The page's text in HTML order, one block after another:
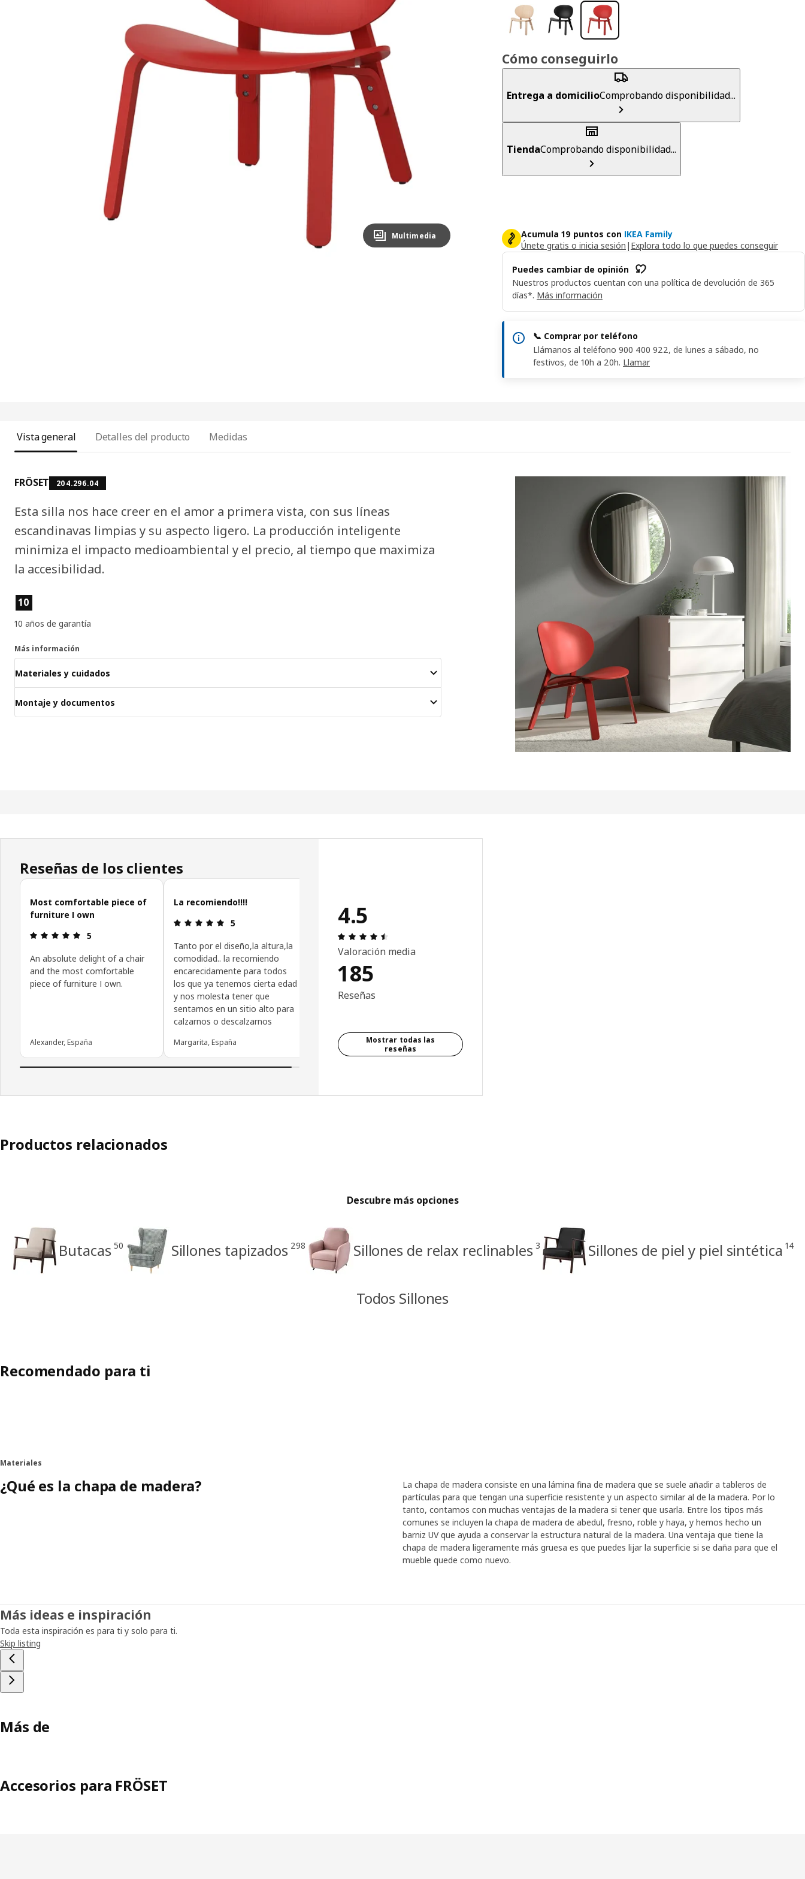
Image zoomed out, normal view
Multimedia
Cómo conseguirlo
Entrega a domicilioComprobando disponibilidad...
TiendaComprobando disponibilidad...
Acumula 19 puntos con IKEA Family
Únete gratis o inicia sesión | Explora todo lo que puedes conseguir
Puedes cambiar de opinión
Nuestros productos cuentan con una política de devolución de 365
días*. Más información
📞 Comprar por teléfono
Llámanos al teléfono 900 400 922, de lunes a sábado, no
festivos, de 10h a 20h. Llamar
Vista general Detalles del producto Medidas
FRÖSET 204.296.04
Esta silla nos hace creer en el amor a primera vista, con sus líneas
escandinavas limpias y su aspecto ligero. La producción inteligente
minimiza el impacto medioambiental y el precio, al tiempo que maximiza
la accesibilidad.
Características del producto
10
10 años de garantía
Más información
Materiales y cuidados
Montaje y documentos
Reseñas de los clientes
Omitir las opiniones de los clientes
Most comfortable piece of
furniture I own
Reseña: 5 de 5 estrellas.
5
An absolute delight of a chair
and the most comfortable
piece of furniture I own.
Alexander, España
La recomiendo!!!!
Reseña: 5 de 5 estrellas.
5
Tanto por el diseño,la altura,la
comodidad.. la recomiendo
encarecidamente para todos
los que ya tenemos cierta edad
y nos molesta tener que
sentarnos en un sitio alto para
calzarnos o descalzarnos
Margarita, España
4.5
Valoración media
185
Reseñas
Mostrar todas las
reseñas
Productos relacionados
Descubre más opciones
Butacas 50 Sillones tapizados 298 Sillones de relax reclinables 3 Sillones de piel y piel sintética 14
Todos Sillones
Recomendado para ti
Materiales
¿Qué es la chapa de madera?
La chapa de madera consiste en una lámina fina de madera que se suele añadir a tableros de
partículas para que tengan una superficie resistente y un aspecto similar al de la madera. Por lo
tanto, contamos con muchas ventajas de la madera si tener que usarla. Entre los tipos más
comunes se incluyen la chapa de madera de abedul, fresno, roble y haya, y hemos hecho un
barniz UV que ayuda a conservar la estructura natural de la madera. Una ventaja que tiene la
chapa de madera ligeramente más gruesa es que puedes lijar la superficie si se daña para que el
mueble quede como nuevo.
Más ideas e inspiración
Toda esta inspiración es para ti y solo para ti.
Skip listing
Más de
Accesorios para FRÖSET